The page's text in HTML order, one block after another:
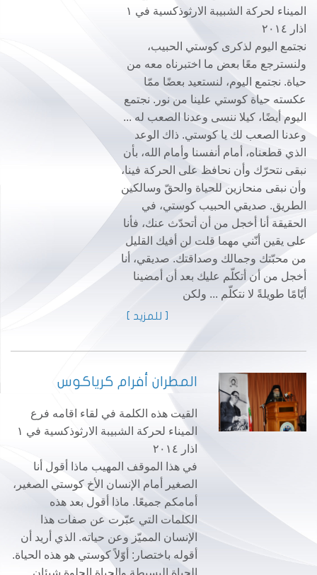
الميناء لحركة الشبيبة الارثوذكسية في ١
اذار ٢٠١٤
نجتمع اليوم لذكرى كوستي الحبيب،
ولنسترجع معًا بعض ما اختبرناه معه من
حياة. نجتمع اليوم، لنستعيد بعضًا ممّا
عكسته حياة كوستي علينا من نور. نجتمع
اليوم أيضًا، كيلا ننسى وعدنا الصعب له ...
وعدنا الصعب لك يا كوستي. ذاك الوعد
الذي قطعناه، أمام أنفسنا وأمام الله، بأن
نبقى نتحرّك وأن نحافظ على الحركة فينا،
وأن نبقى منحازين للحياة والحقّ وسالكين
الطريق. صديقي الحبيب كوستي، في
الحقيقة أنا أخجل من أن أتحدّث عنك، فأنا
على يقين أنّني مهما قلت لن أفيك القليل
من محبّتك وجمالك وصداقتك. صديقي، أنا
أخجل من أن أتكلّم عليك بعد أن أمضينا
أيّامًا طويلةً لا نتكلّم ... ولكن
[ للمزيد ]
المطران أفرام كرياكوس
القيت هذه الكلمة في لقاء اقامه فرع
الميناء لحركة الشبيبة الارثوذكسية في ١
اذار ٢٠١٤
في هذا الموقف المهيب ماذا أقول أنا
الصغير أمام الإنسان الأخ كوستي الصغير،
أمامكم جميعًا. ماذا أقول بعد هذه
الكلمات التي عبّرت عن صفات هذا
الإنسان المميّز وعن حياته. الذي أريد أن
أقوله باختصار: أوّلاً كوستي هو هذه الحياة.
الحياة البسيطة والحياة الحلوة شيئان